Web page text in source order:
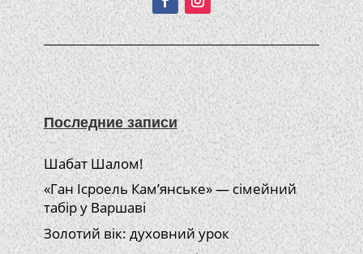
Последние записи
Шабат Шалом!
«Ган Ісроель Кам’янське» — сімейний
табір у Варшаві
Золотий вік: духовний урок